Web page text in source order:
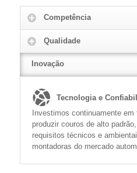
READ MORE
Competência
Qualidade
Inovação
Tecnologia e
Investimos continuamente
produzir couros de alto
requisitos técnicos e
montadoras do mercado